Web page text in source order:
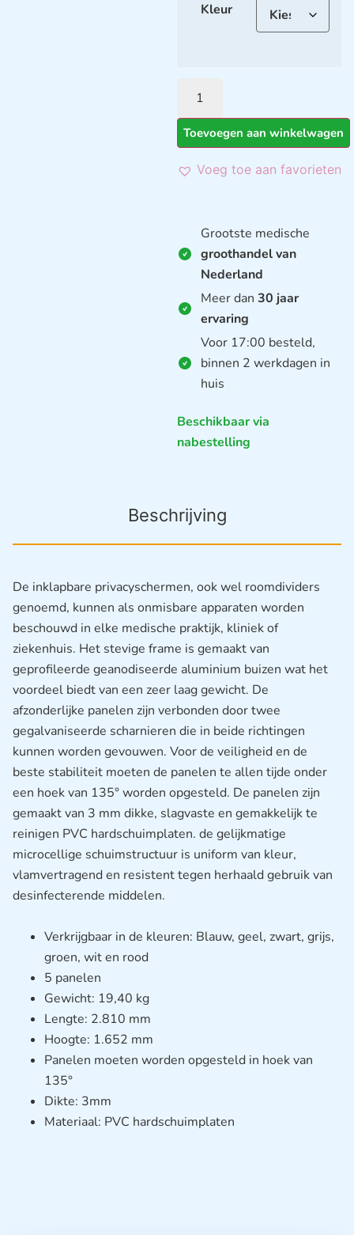
Kleur
Toevoegen aan winkelwagen
Voeg toe aan favorieten
Grootste medische
groothandel van
Nederland
Meer dan 30 jaar
ervaring
Voor 17:00 besteld,
binnen 2 werkdagen in
huis
Beschikbaar via
nabestelling
Beschrijving
De inklapbare privacyschermen, ook wel roomdividers
genoemd, kunnen als onmisbare apparaten worden
beschouwd in elke medische praktijk, kliniek of
ziekenhuis. Het stevige frame is gemaakt van
geprofileerde geanodiseerde aluminium buizen wat het
voordeel biedt van een zeer laag gewicht. De
afzonderlijke panelen zijn verbonden door twee
gegalvaniseerde scharnieren die in beide richtingen
kunnen worden gevouwen. Voor de veiligheid en de
beste stabiliteit moeten de panelen te allen tijde onder
een hoek van 135°worden opgesteld. De panelen zijn
gemaakt van 3 mm dikke, slagvaste en gemakkelijk te
reinigen PVC hardschuimplaten. de gelijkmatige
microcellige schuimstructuur is uniform van kleur,
vlamvertragend en resistent tegen herhaald gebruik van
desinfecterende middelen.
Verkrijgbaar in de kleuren: Blauw, geel, zwart, grijs,
groen, wit en rood
5 panelen
Gewicht: 19,40 kg
Lengte: 2.810 mm
Hoogte: 1.652 mm
Panelen moeten worden opgesteld in hoek van
135°
Dikte: 3mm
Materiaal: PVC hardschuimplaten